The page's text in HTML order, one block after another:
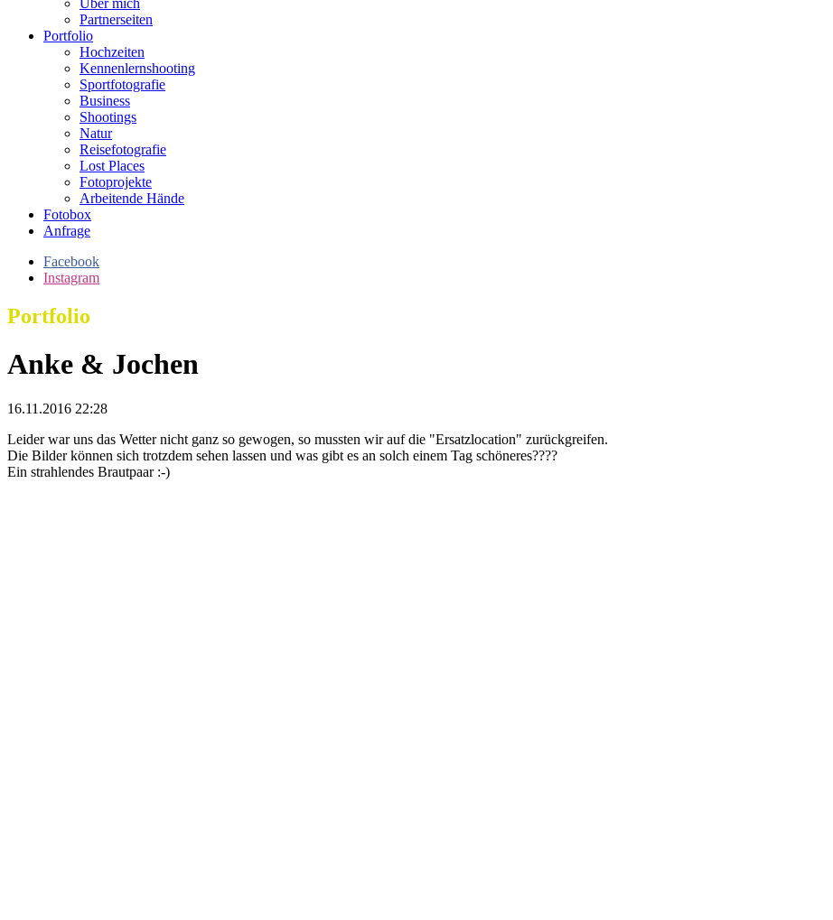
Partnerseiten
Portfolio
Hochzeiten
Kennenlernshooting
Sportfotografie
Business
Shootings
Natur
Reisefotografie
Lost Places
Fotoprojekte
Arbeitende Hände
Fotobox
Anfrage
Facebook
Instagram
Portfolio
Anke & Jochen
16.11.2016 22:28
Leider war uns das Wetter nicht ganz so gewogen, so mussten wir auf die "Ersatzlocation" zurückgreifen.
Die Bilder können sich trotzdem sehen lassen und was gibt es an solch einem Tag schöneres????
Ein strahlendes Brautpaar :-)